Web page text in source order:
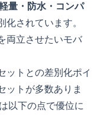
量・防水・コンパ
化されています。
両立させたいモバ
ットとの差別化ポイ
ットが多数ありま
下の点で優位に